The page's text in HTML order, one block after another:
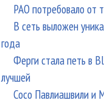
РАО потребовало от
В сеть выложен
года
Ферги стала петь в
лучшей
Сосо Павлиашвили и